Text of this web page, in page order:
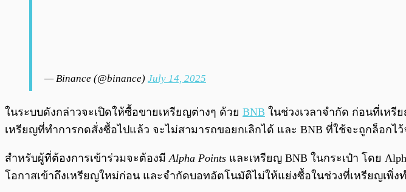
— Binance (@binance) July 14, 2025
ในระบบดังกล่าวจะเปิดให้ซื้อขายเหรียญต่างๆ ด้วย BNB ในช่วงเวลาจำกัด ก่อนที่เหรี
เหรียญที่ทำการกดสั่งซื้อไปแล้ว จะไม่สามารถขอยกเลิกได้ และ BNB ที่ใช้จะถูกล็อกไ
สำหรับผู้ที่ต้องการเข้าร่วมจะต้องมีAlpha Points และเหรียญ BNB ในกระเป๋า โดย
โอกาสเข้าถึงเหรียญใหม่ก่อน และจำกัดบอทอัตโนมัติไม่ให้แย่งซื้อในช่วงที่เหรียญเพิ่ง